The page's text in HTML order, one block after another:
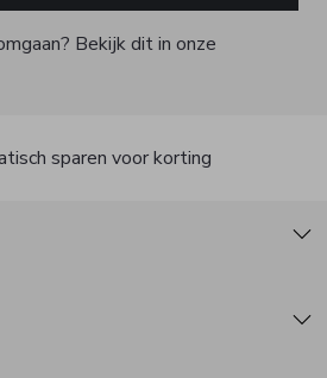
Bekijk dit in onze
sparen voor korting